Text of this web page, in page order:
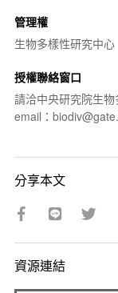
管理權
生物多樣性研究中心
授權聯絡窗口
請洽中央研究院生
email：
分享本文
資源連結